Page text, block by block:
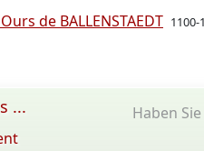
de BALLENSTAEDT 1100-
Haben
...